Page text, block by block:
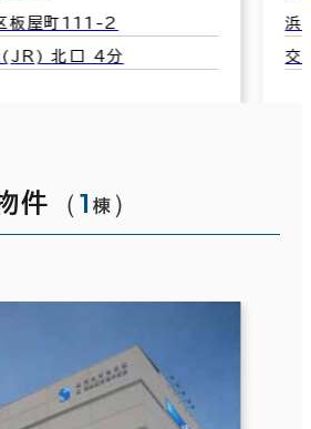
板屋町111-2
(JR) 北口 4分
浜
交
件 （1 棟 ）